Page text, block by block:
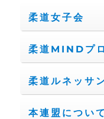
柔道女子会
柔道MINDプ
柔道ルネッサ
本連盟について